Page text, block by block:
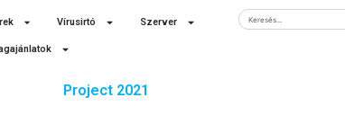
Vírusirtó Szerver Keresés
Project 2021